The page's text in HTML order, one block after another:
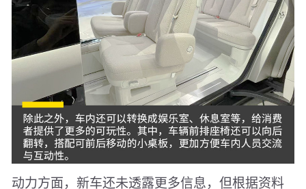
动力方面，新车还未透露更多信息，但根据资料